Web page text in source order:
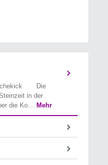
Die
in der
die Ko… Mehr